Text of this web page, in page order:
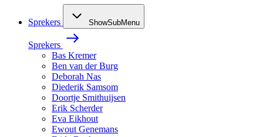
Sprekers ShowSubMenu
Sprekers
Bas Kremer
Ben van der Burg
Deborah Nas
Diederik Samsom
Doortje Smithuijsen
Erik Scherder
Eva Eikhout
Ewout Genemans